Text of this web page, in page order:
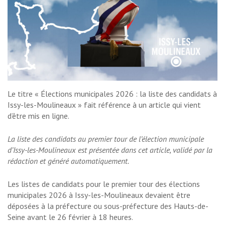
Le titre « Élections municipales 2026 : la liste des candidats à
Issy-les-Moulineaux » fait référence à un article qui vient
d’être mis en ligne.
La liste des candidats au premier tour de l’élection municipale
d’Issy-les-Moulineaux est présentée dans cet article, validé par la
rédaction et généré automatiquement.
Les listes de candidats pour le premier tour des élections
municipales 2026 à Issy-les-Moulineaux devaient être
déposées à la préfecture ou sous-préfecture des Hauts-de-
Seine avant le 26 février à 18 heures.